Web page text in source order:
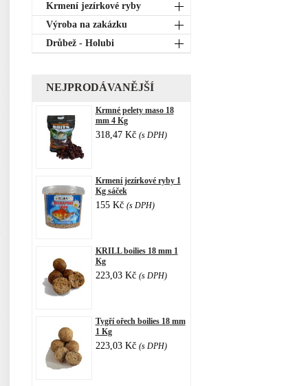
Krmení jezírkové ryby
Výroba na zakázku
Drůbež - Holubi
NEJPRODÁVANĚJŠÍ
Krmné pelety maso 18
mm 4 Kg
318,47 Kč (s DPH)
Krmení jezírkové ryby 1
Kg sáček
155 Kč (s DPH)
KRILL boilies 18 mm 1
Kg
223,03 Kč (s DPH)
Tygří ořech boilies 18 mm
1 Kg
223,03 Kč (s DPH)